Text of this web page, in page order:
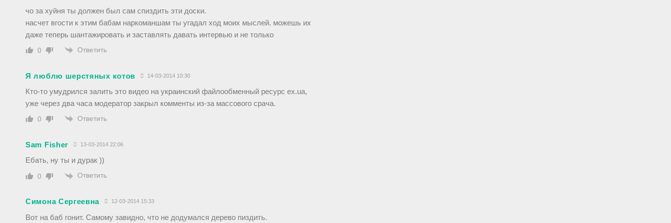
чо за хуйня ты должен был сам спиздить эти доски.
насчет вгости к этим бабам наркоманшам ты угадал ход моих мыслей. можешь их
даже теперь шантажировать и заставлять давать интервью и не только
0 Ответить
Я люблю шерстяных котов 14-03-2014 10:30
Кто-то умудрился залить это видео на украинский файлообменный ресурс ex.ua,
уже через два часа модератор закрыл комменты из-за массового срача.
0 Ответить
Sam Fisher 13-03-2014 22:06
Ебать, ну ты и дурак ))
0 Ответить
Симона Сергеевна 12-03-2014 15:33
Вот на баб гонит. Самому завидно, что не додумался дерево пиздить.